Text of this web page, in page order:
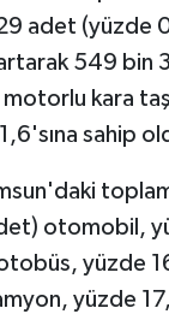
adet (yüzde
549 bin
kara
sahip
otomobil,
yüzde
yüzde